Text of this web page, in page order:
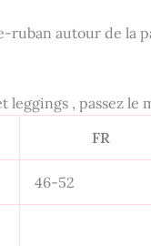
ruban autour de la
leggings , passez
FR
46-52